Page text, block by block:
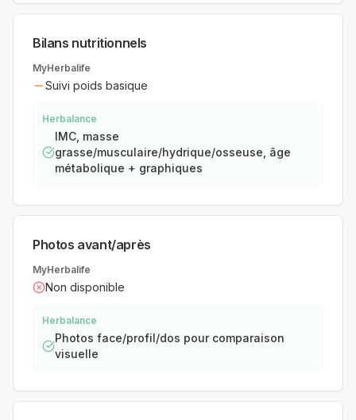
Bilans nutritionnels
MyHerbalife
Suivi poids basique
Herbalance
IMC, masse
grasse/musculaire/hydrique/osseuse, âge
métabolique + graphiques
Photos avant/après
MyHerbalife
Non disponible
Herbalance
Photos face/profil/dos pour comparaison
visuelle